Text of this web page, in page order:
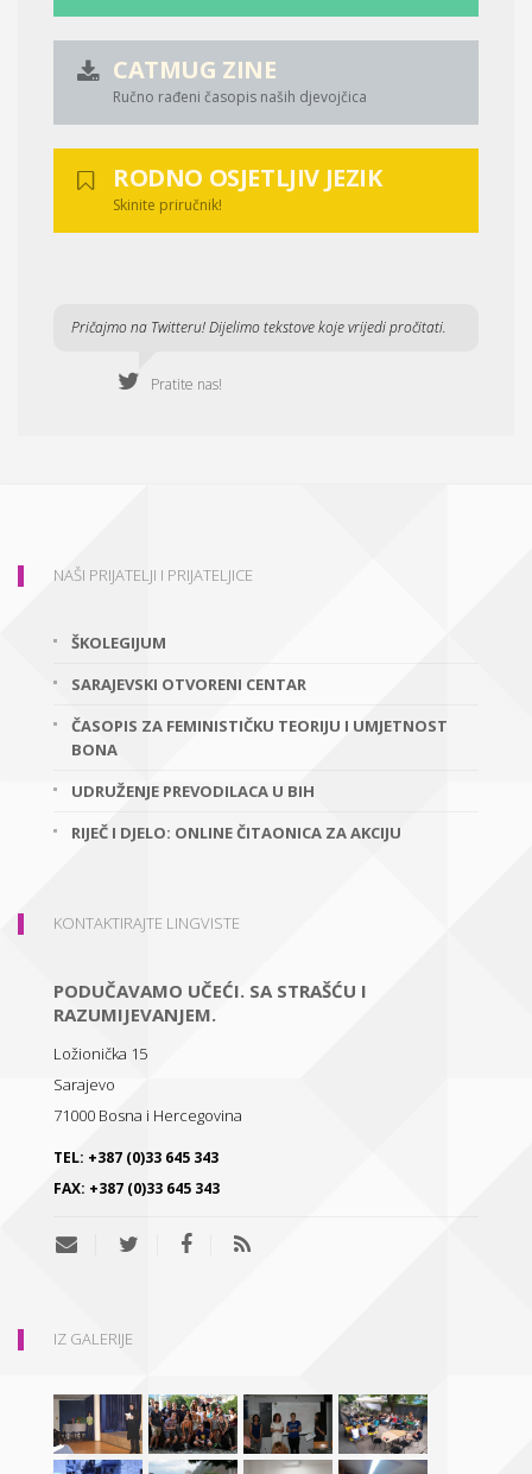
CATMUG ZINE
Ručno rađeni časopis naših djevojčica
RODNO OSJETLJIV JEZIK
Skinite priručnik!
Pričajmo na Twitteru! Dijelimo tekstove koje vrijedi pročitati.
Pratite nas!
NAŠI PRIJATELJI I PRIJATELJICE
ŠKOLEGIJUM
SARAJEVSKI OTVORENI CENTAR
ČASOPIS ZA FEMINISTIČKU TEORIJU I UMJETNOST
BONA
UDRUŽENJE PREVODILACA U BIH
RIJEČ I DJELO: ONLINE ČITAONICA ZA AKCIJU
KONTAKTIRAJTE LINGVISTE
PODUČAVAMO UČEĆI. SA STRAŠĆU I
RAZUMIJEVANJEM.
Ložionička 15
Sarajevo
71000 Bosna i Hercegovina
TEL: +387 (0)33 645 343
FAX: +387 (0)33 645 343
IZ GALERIJE